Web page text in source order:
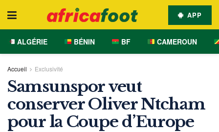
APP
ALGÉRIE BÉNIN BF CAMEROUN
Accueil Exclusivité
Samsunspor veut
conserver Oliver Ntcham
pour la Coupe d’Europe